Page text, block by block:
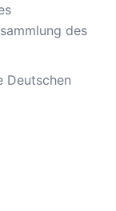
des
Deutschen